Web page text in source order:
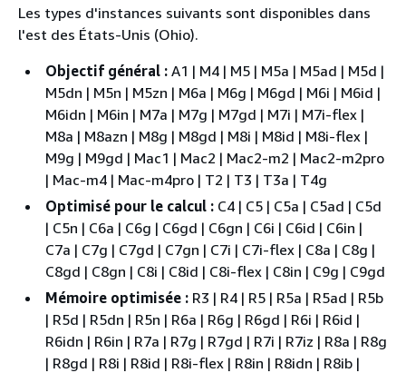
Les types d'instances suivants sont disponibles dans
l'est des États-Unis (Ohio).
Objectif général : A1 | M4 | M5 | M5a | M5ad | M5d |
M5dn | M5n | M5zn | M6a | M6g | M6gd | M6i | M6id |
M6idn | M6in | M7a | M7g | M7gd | M7i | M7i-flex |
M8a | M8azn | M8g | M8gd | M8i | M8id | M8i-flex |
M9g | M9gd | Mac1 | Mac2 | Mac2-m2 | Mac2-m2pro
| Mac-m4 | Mac-m4pro | T2 | T3 | T3a | T4g
Optimisé pour le calcul : C4 | C5 | C5a | C5ad | C5d
| C5n | C6a | C6g | C6gd | C6gn | C6i | C6id | C6in |
C7a | C7g | C7gd | C7gn | C7i | C7i-flex | C8a | C8g |
C8gd | C8gn | C8i | C8id | C8i-flex | C8in | C9g | C9gd
Mémoire optimisée : R3 | R4 | R5 | R5a | R5ad | R5b
| R5d | R5dn | R5n | R6a | R6g | R6gd | R6i | R6id |
R6idn | R6in | R7a | R7g | R7gd | R7i | R7iz | R8a | R8g
| R8gd | R8i | R8id | R8i-flex | R8in | R8idn | R8ib |